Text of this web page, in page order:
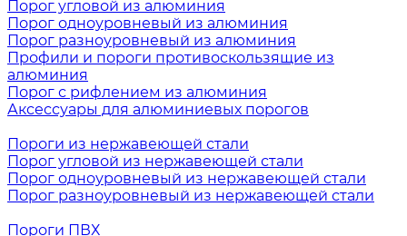
Порог угловой из алюминия
Порог одноуровневый из алюминия
Порог разноуровневый из алюминия
Профили и пороги противоскользящие из
алюминия
Порог с рифлением из алюминия
Аксессуары для алюминиевых порогов
Пороги из нержавеющей стали
Порог угловой из нержавеющей стали
Порог одноуровневый из нержавеющей стали
Порог разноуровневый из нержавеющей стали
Пороги ПВХ